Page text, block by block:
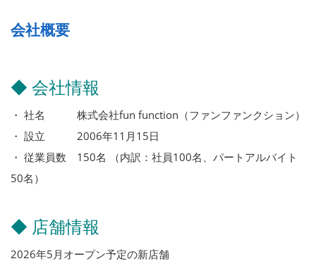
会社概要
◆ 会社情報
・ 社名 株式会社fun function（ファンファンクション）
・ 設立 2006年11月15日
・ 従業員数 150名 （内訳：社員100名、パートアルバイト
50名）
◆ 店舗情報
2026年5月オープン予定の新店舗